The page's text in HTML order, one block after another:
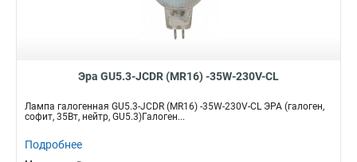
Эра GU5.3-JCDR (MR16) -35W-230V-CL
Лампа галогенная GU5.3-JCDR (MR16) -35W-230V-CL ЭРА (галоген,
софит, 35Вт, нейтр, GU5.3)Галоген...
Подробнее